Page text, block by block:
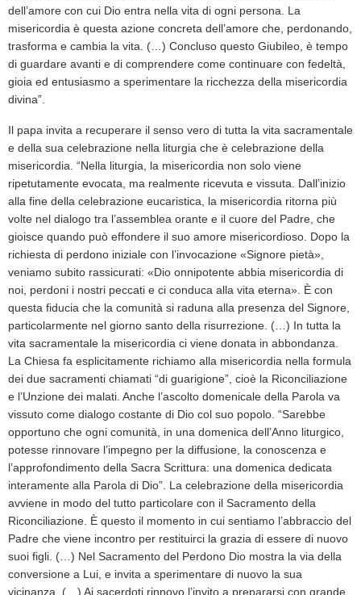
dell’amore con cui Dio entra nella vita di ogni persona. La
misericordia è questa azione concreta dell’amore che, perdonando,
trasforma e cambia la vita. (…) Concluso questo Giubileo, è tempo
di guardare avanti e di comprendere come continuare con fedeltà,
gioia ed entusiasmo a sperimentare la ricchezza della misericordia
divina”.
Il papa invita a recuperare il senso vero di tutta la vita sacramentale
e della sua celebrazione nella liturgia che è celebrazione della
misericordia. “Nella liturgia, la misericordia non solo viene
ripetutamente evocata, ma realmente ricevuta e vissuta. Dall’inizio
alla fine della celebrazione eucaristica, la misericordia ritorna più
volte nel dialogo tra l’assemblea orante e il cuore del Padre, che
gioisce quando può effondere il suo amore misericordioso. Dopo la
richiesta di perdono iniziale con l’invocazione «Signore pietà»,
veniamo subito rassicurati: «Dio onnipotente abbia misericordia di
noi, perdoni i nostri peccati e ci conduca alla vita eterna». È con
questa fiducia che la comunità si raduna alla presenza del Signore,
particolarmente nel giorno santo della risurrezione. (…) In tutta la
vita sacramentale la misericordia ci viene donata in abbondanza.
La Chiesa fa esplicitamente richiamo alla misericordia nella formula
dei due sacramenti chiamati “di guarigione”, cioè la Riconciliazione
e l’Unzione dei malati. Anche l’ascolto domenicale della Parola va
vissuto come dialogo costante di Dio col suo popolo. “Sarebbe
opportuno che ogni comunità, in una domenica dell’Anno liturgico,
potesse rinnovare l’impegno per la diffusione, la conoscenza e
l’approfondimento della Sacra Scrittura: una domenica dedicata
interamente alla Parola di Dio”. La celebrazione della misericordia
avviene in modo del tutto particolare con il Sacramento della
Riconciliazione. È questo il momento in cui sentiamo l’abbraccio del
Padre che viene incontro per restituirci la grazia di essere di nuovo
suoi figli. (…) Nel Sacramento del Perdono Dio mostra la via della
conversione a Lui, e invita a sperimentare di nuovo la sua
vicinanza. (…) Ai sacerdoti rinnovo l’invito a prepararsi con grande